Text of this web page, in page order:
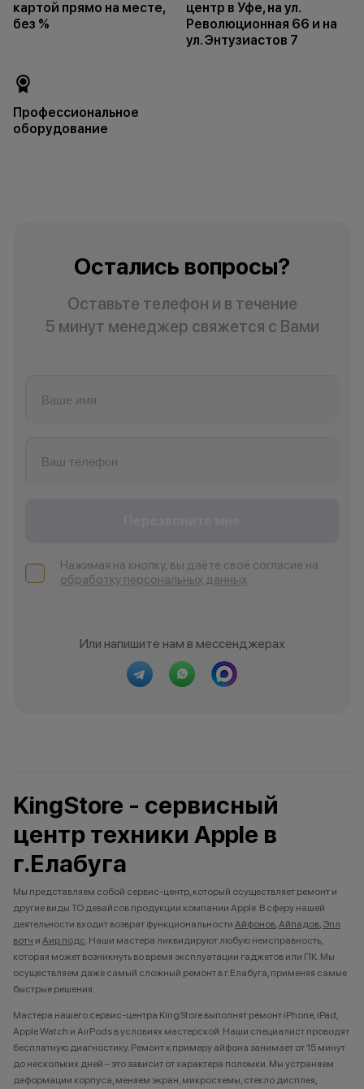
картой прямо на месте,
без %
центр в Уфе, на ул.
Революционная 66 и на
ул. Энтузиастов 7
Профессиональное
оборудование
Остались вопросы?
Оставьте телефон и в течение
5 минут менеджер свяжется с Вами
Нажимая на кнопку, вы даёте своё согласие на
обработку персональных данных
Или напишите нам в мессенджерах
KingStore - сервисный
центр техники Apple в
г.Елабуга
Мы представляем собой сервис-центр, который осуществляет ремонт и
другие виды ТО девайсов продукции компании Apple. В сферу нашей
деятельности входит возврат функциональности Айфонов Айпадов Эпл
вотч и Аир подс . Наши мастера ликвидируют любую неисправность,
которая может возникнуть во время эксплуатации гаджетов или ПК. Мы
осуществляем даже самый сложный ремонт в г.Елабуга, применяя самые
быстрые решения.
Мастера нашего сервис-центра KingStore выполнят ремонт iPhone, iPad,
Apple Watch и AirPods в условиях мастерской. Наши специалист проводят
бесплатную диагностику. Ремонт к примеру айфона занимает от 15 минут
до нескольких дней – это зависит от характера поломки. Мы устраняем
деформации корпуса, меняем экран, микросхемы, стекло дисплея,